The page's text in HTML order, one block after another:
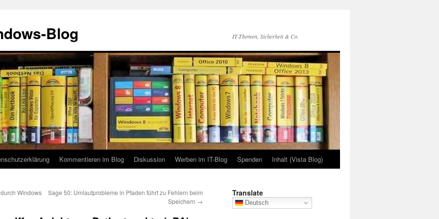
Blog IT-Themen, Sicherheit & Co.
Kommentieren im Blog Diskussion Werben im IT-Blog Spenden Inhalt (Vista Blog)
Windows
Sage 50: Umlautprobleme in Pfaden führt zu Fehlern beim
Speichern →
Translate
Deutsch